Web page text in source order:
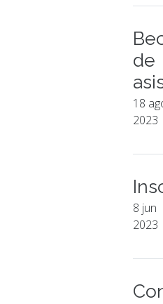
de
18
2023
8 jun
2023